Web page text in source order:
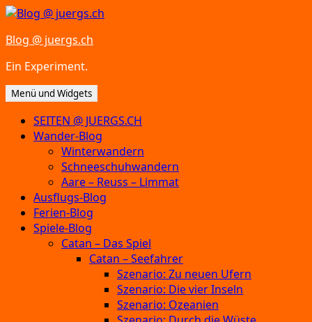
Zum
springen
Blog @ juergs.ch
Ein Experiment.
Menü und Widgets
SEITEN @ JUERGS.CH
Wander-Blog
Winterwandern
Schneeschuhwandern
Aare – Reuss – Limmat
Ausflugs-Blog
Ferien-Blog
Spiele-Blog
Catan – Das Spiel
Catan – Seefahrer
Szenario: Zu neuen Ufern
Szenario: Die vier Inseln
Szenario: Ozeanien